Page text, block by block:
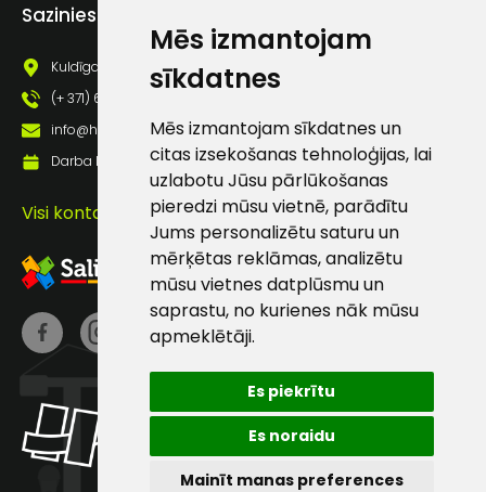
Mēs izmantojam
sīkdatnes
Mēs izmantojam sīkdatnes un
citas izsekošanas tehnoloģijas, lai
uzlabotu Jūsu pārlūkošanas
pieredzi mūsu vietnē, parādītu
Jums personalizētu saturu un
mērķētas reklāmas, analizētu
mūsu vietnes datplūsmu un
saprastu, no kurienes nāk mūsu
apmeklētāji.
Es piekrītu
Es noraidu
Mainīt manas preferences
Sazinies ar mums
Kuldīgas iela 69a, Saldus, Saldus nov., LV - 3801
(+ 371) 63 881 186
info@hards.lv
Darba laiks: Darbadienās: 8:00 - 17:00
Visi kontakti
pastā
Klientu
atbalsts
Darbdienās:
8:00 – 17:00
186
info@hards.lv